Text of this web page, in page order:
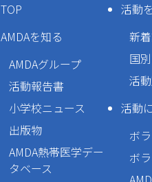
TOP
AMDAを知る
AMDAグループ
活動報告書
小学校ニュース
出版物
AMDA熱帯医学デー
タベース
活動
新
国
活
活動
ボ
ボ